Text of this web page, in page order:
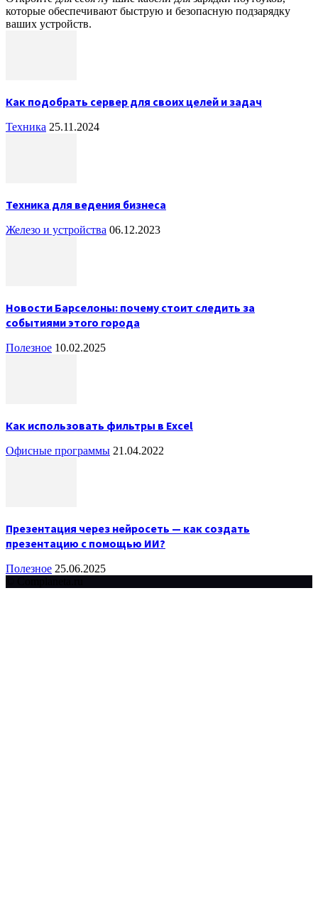
которые обеспечивают быструю и безопасную подзарядку
ваших устройств.
Как подобрать сервер для своих целей и задач
Техника 25.11.2024
Техника для ведения бизнеса
Железо и устройства 06.12.2023
Новости Барселоны: почему стоит следить за
событиями этого города
Полезное 10.02.2025
Как использовать фильтры в Excel
Офисные программы 21.04.2022
Презентация через нейросеть — как создать
презентацию с помощью ИИ?
Полезное 25.06.2025